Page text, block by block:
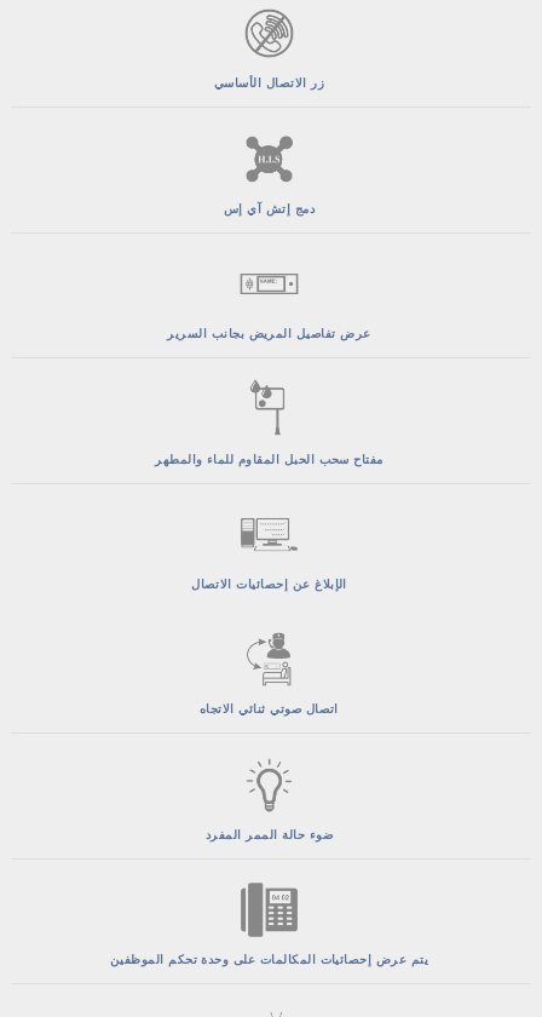
زر الاتصال الأساسي
دمج إتش آي إس
عرض تفاصيل المريض بجانب السرير
مفتاح سحب الحبل المقاوم للماء والمطهر
الإبلاغ عن إحصائيات الاتصال
اتصال صوتي ثنائي الاتجاه
ضوء حالة الممر المفرد
يتم عرض إحصائيات المكالمات على وحدة تحكم الموظفين